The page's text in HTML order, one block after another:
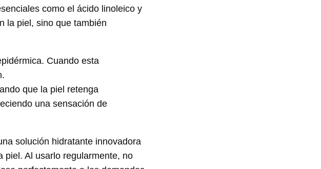
como el ácido linoleico y
la piel, sino que también
Cuando esta
que la piel retenga
una sensación de
solución hidratante innovadora
piel. Al usarlo regularmente, no